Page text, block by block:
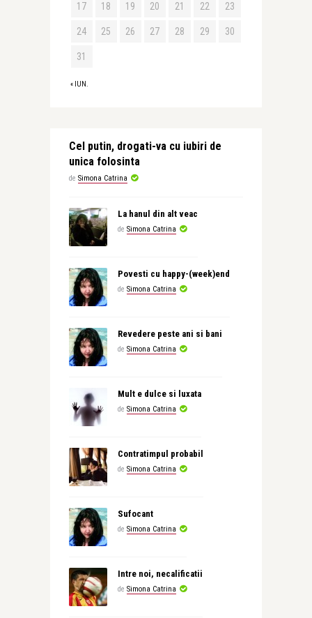
« IUN.
17 18 19 20 21 22 23
24 25 26 27 28 29 30
31
Cel putin, drogati-va cu iubiri de
unica folosinta
de Simona Catrina
La hanul din alt veac
de Simona Catrina
Povesti cu happy-(week)end
de Simona Catrina
Revedere peste ani si bani
de Simona Catrina
Mult e dulce si luxata
de Simona Catrina
Contratimpul probabil
de Simona Catrina
Sufocant
de Simona Catrina
Intre noi, necalificatii
de Simona Catrina